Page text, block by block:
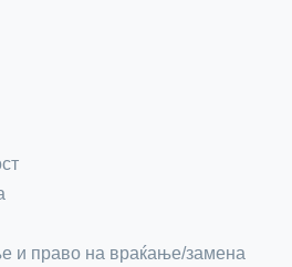
и право на враќање/замена